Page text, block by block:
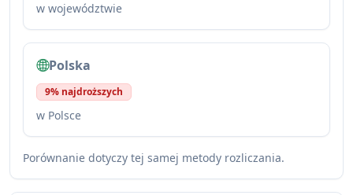
w województwie
Polska
9% najdroższych
w Polsce
Porównanie dotyczy tej samej metody rozliczania.